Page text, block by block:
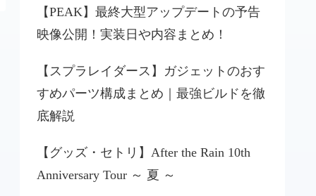
【PEAK】最終大型アップデートの予告
映像公開！実装日や内容まとめ！
【スプラレイダース】ガジェットのおす
すめパーツ構成まとめ｜最強ビルドを徹
底解説
【グッズ・セトリ】After the Rain 10th
Anniversary Tour ～ 夏 ～